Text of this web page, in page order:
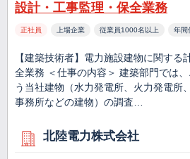
設計・工事監理・保全業務
正社員 上場企業 従業員1000名以上 年間
【建築技術者】電力施設建物に関する
全業務 ＜仕事の内容＞ 建築部門では
う当社建物（水力発電所、火力発電所
事務所などの建物）の調査…
北陸電力株式会社